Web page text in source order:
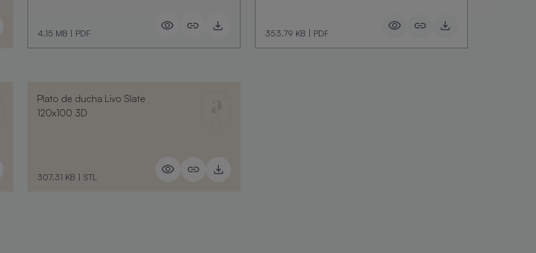
4.15 MB | PDF 353.79 KB | PDF
Plato de ducha Livo Slate
120x100 3D
307.31 KB | STL